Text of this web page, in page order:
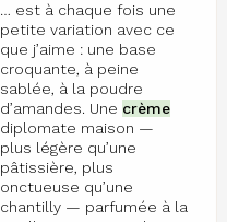
… est à chaque fois une
petite variation avec ce
que j’aime : une base
croquante, à peine
sablée, à la poudre
d’amandes. Une crème
diplomate maison —
plus légère qu’une
pâtissière, plus
onctueuse qu’une
chantilly — parfumée à la